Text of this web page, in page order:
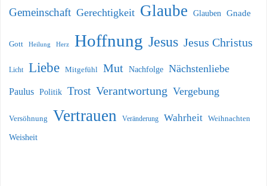
Gemeinschaft Gerechtigkeit Glaube Glauben Gnade
Gott Heilung Herz Hoffnung Jesus Jesus Christus
Licht Liebe Mitgefühl Mut Nachfolge Nächstenliebe
Paulus Politik Trost Verantwortung Vergebung
Versöhnung Vertrauen Veränderung Wahrheit Weihnachten
Weisheit